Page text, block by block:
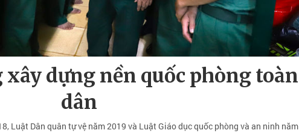
dựng nền quốc phòng toàn
dân
Luật Dân quân tự vệ năm 2019 và Luật Giáo dục quốc phòng và an ninh năm